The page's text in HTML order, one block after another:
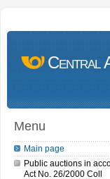
Central
Menu
Main page
Public auctions in
Act No. 26/2000 Coll